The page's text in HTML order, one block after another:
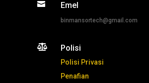
 Emel
binmansortech@gmail.com
 Polisi
Polisi Privasi
Penafian